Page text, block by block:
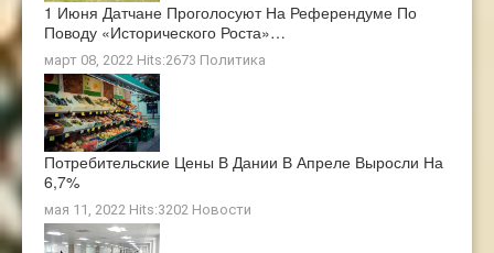
1 Июня Датчане Проголосуют На Референдуме По
Поводу «исторического Роста»…
март 08, 2022 Hits:2673 Политика
Потребительские Цены В Дании В Апреле Выросли На
6,7%
мая 11, 2022 Hits:3202 Новости